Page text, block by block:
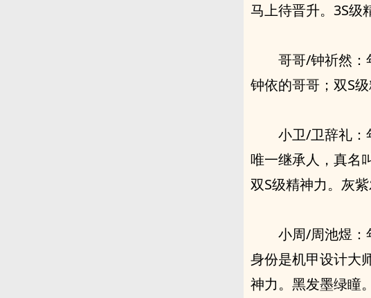
马上待晋升。3S级
哥哥/钟祈然：
钟依的哥哥；双S
小卫/卫辞礼：
唯一继承人，真名
双S级精神力。灰紫
小周/周池煜：
身份是机甲设计大
神力。黑发墨绿瞳。